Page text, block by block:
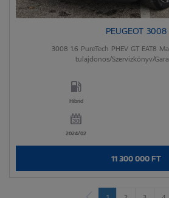
PEUGEOT 3008
3008 1.6 PureTech PHEV GT EAT8
tulajdonos/Szervizkönyv/
Hibrid
2024/02
11 300 000 FT